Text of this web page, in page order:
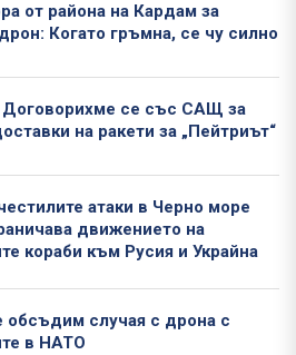
от района на Кардам за
Когато гръмна, се чу силно
Договорихме се със САЩ за
на ракети за „Пейтриът“
атаки в Черно море
движението на
кораби към Русия и Украйна
случая с дрона с
в НАТО